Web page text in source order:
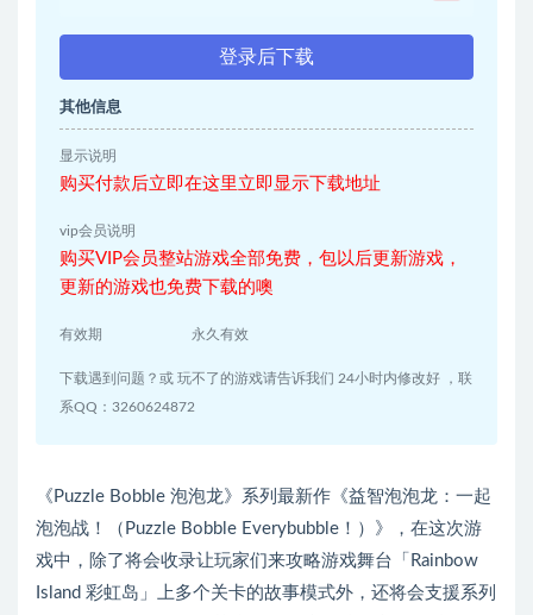
登录后下载
其他信息
显示说明
购买付款后立即在这里立即显示下载地址
vip会员说明
购买VIP会员整站游戏全部免费，包以后更新游戏，
更新的游戏也免费下载的噢
有效期 永久有效
下载遇到问题？或 玩不了的游戏请告诉我们 24小时内修改好 ，联
系QQ：3260624872
《Puzzle Bobble 泡泡龙》系列最新作《益智泡泡龙：一起
泡泡战！（Puzzle Bobble Everybubble！）》，在这次游
戏中，除了将会收录让玩家们来攻略游戏舞台「Rainbow
Island 彩虹岛」上多个关卡的故事模式外，还将会支援系列